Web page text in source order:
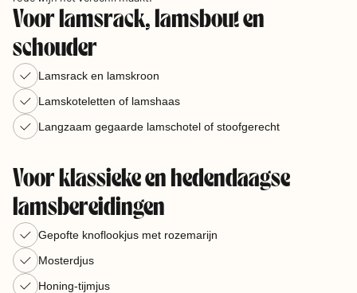
Voor lamsrack, lamsbout en
schouder
Lamsrack en lamskroon
Lamskoteletten of lamshaas
Langzaam gegaarde lamschotel of stoofgerecht
Voor klassieke en hedendaagse
lamsbereidingen
Gepofte knoflookjus met rozemarijn
Mosterdjus
Honing-tijmjus